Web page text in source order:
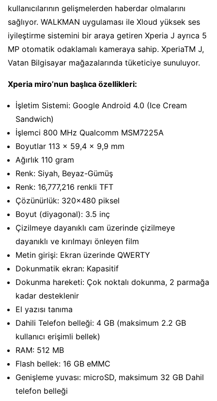
kullanıcılarının gelişmelerden haberdar olmalarını
sağlıyor. WALKMAN uygulaması ile Xloud yüksek ses
iyileştirme sistemini bir araya getiren Xperia J ayrıca 5
MP otomatik odaklamalı kameraya sahip. XperiaTM J,
Vatan Bilgisayar mağazalarında tüketiciye sunuluyor.
Xperia miro’nun başlıca özellikleri:
İşletim Sistemi: Google Android 4.0 (Ice Cream
Sandwich)
İşlemci 800 MHz Qualcomm MSM7225A
Boyutlar 113 x 59,4 x 9,9 mm
Ağırlık 110 gram
Renk: Siyah, Beyaz-Gümüş
Renk: 16,777,216 renkli TFT
Çözünürlük: 320×480 piksel
Boyut (diyagonal): 3.5 inç
Çizilmeye dayanıklı cam üzerinde çizilmeye
dayanıklı ve kırılmayı önleyen film
Metin girişi: Ekran üzerinde QWERTY
Dokunmatik ekran: Kapasitif
Dokunma hareketi: Çok noktalı dokunma, 2 parmağa
kadar desteklenir
El yazısı tanıma
Dahili Telefon belleği: 4 GB (maksimum 2.2 GB
kullanıcı erişimli bellek)
RAM: 512 MB
Flash bellek: 16 GB eMMC
Genişleme yuvası: microSD, maksimum 32 GB Dahil
telefon belleği